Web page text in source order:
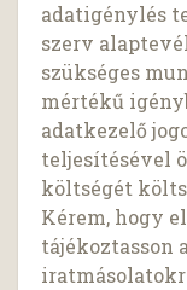
adatigénylés
szerv
szükséges
mértékű
adatkezelő
teljesítésével
költségét
Kérem, hogy
tájékoztasson